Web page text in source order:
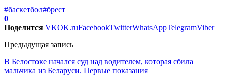
#баскетбол#брест
0
Поделится VKOK.ruFacebookTwitterWhatsAppTelegramViber
Предыдущая запись
В Белостоке начался суд над водителем, которая сбила
мальчика из Беларуси. Первые показания